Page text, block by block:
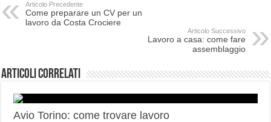
Articolo Precedente
Come preparare un CV per un
lavoro da Costa Crociere
Articolo Successivo
Lavoro a casa: come fare
assemblaggio
Articoli correlati
Avio Torino: come trovare lavoro